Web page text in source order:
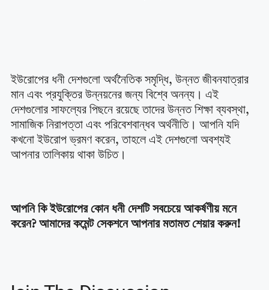
ইউরোপের ধনী দেশগুলো অর্থনৈতিক সমৃদ্ধি, উন্নত জীবনযাত্রার
মান এবং প্রযুক্তির উন্নয়নের জন্য বিশ্বে অনন্য। এই
দেশগুলোর সাফল্যের পিছনে রয়েছে তাদের উন্নত শিক্ষা ব্যবস্থা,
সামাজিক নিরাপত্তা এবং পরিবেশবান্ধব অর্থনীতি। আপনি যদি
কখনো ইউরোপ ভ্রমণ করেন, তাহলে এই দেশগুলো অবশ্যই
আপনার তালিকায় থাকা উচিত।
আপনি কি ইউরোপের কোন ধনী দেশটি সবচেয়ে আকর্ষণীয় মনে
করেন? আমাদের কমেন্ট সেকশনে আপনার মতামত শেয়ার করুন!